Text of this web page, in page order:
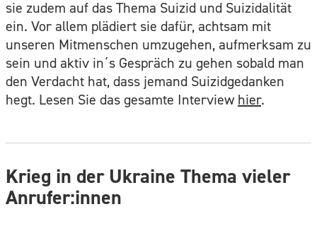
sie zudem auf das Thema Suizid und Suizidalität
ein. Vor allem plädiert sie dafür, achtsam mit
unseren Mitmenschen umzugehen, aufmerksam zu
sein und aktiv in´s Gespräch zu gehen sobald man
den Verdacht hat, dass jemand Suizidgedanken
hegt. Lesen Sie das gesamte Interview hier.
Krieg in der Ukraine Thema vieler
Anrufer:innen